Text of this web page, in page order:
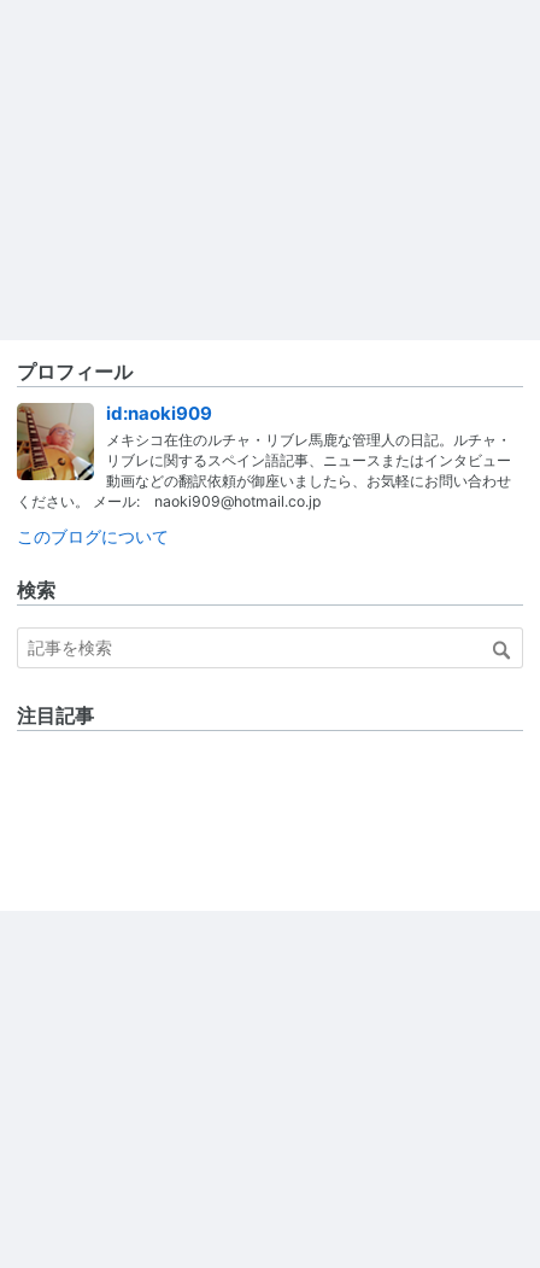
プロフィール
id:naoki909
メキシコ在住のルチャ・リブレ馬鹿な管理人の日記。ルチャ・
リブレに関するスペイン語記事、ニュースまたはインタビュー
動画などの翻訳依頼が御座いましたら、お気軽にお問い合わせ
ください。 メール: naoki909@hotmail.co.jp
このブログについて
検索
注目記事